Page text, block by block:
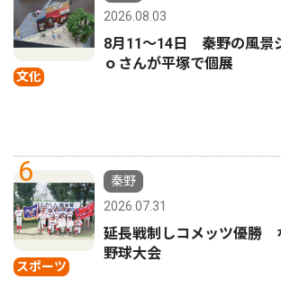
文化
2026.08.03
8月11〜14日 秦野の風景
ｏさんが平塚で個展
6
スポーツ
秦野
2026.07.31
延長戦制しコメッツ優勝
野球大会